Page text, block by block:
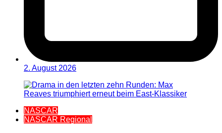
2. August 2026
NASCAR
NASCAR Regional